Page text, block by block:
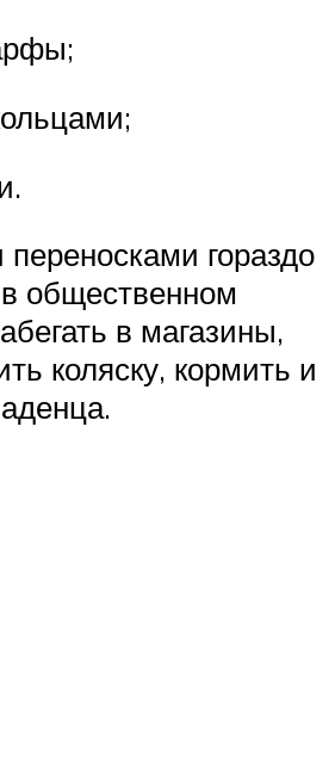
гораздо
общественном
в магазины,
коляску, кормить и